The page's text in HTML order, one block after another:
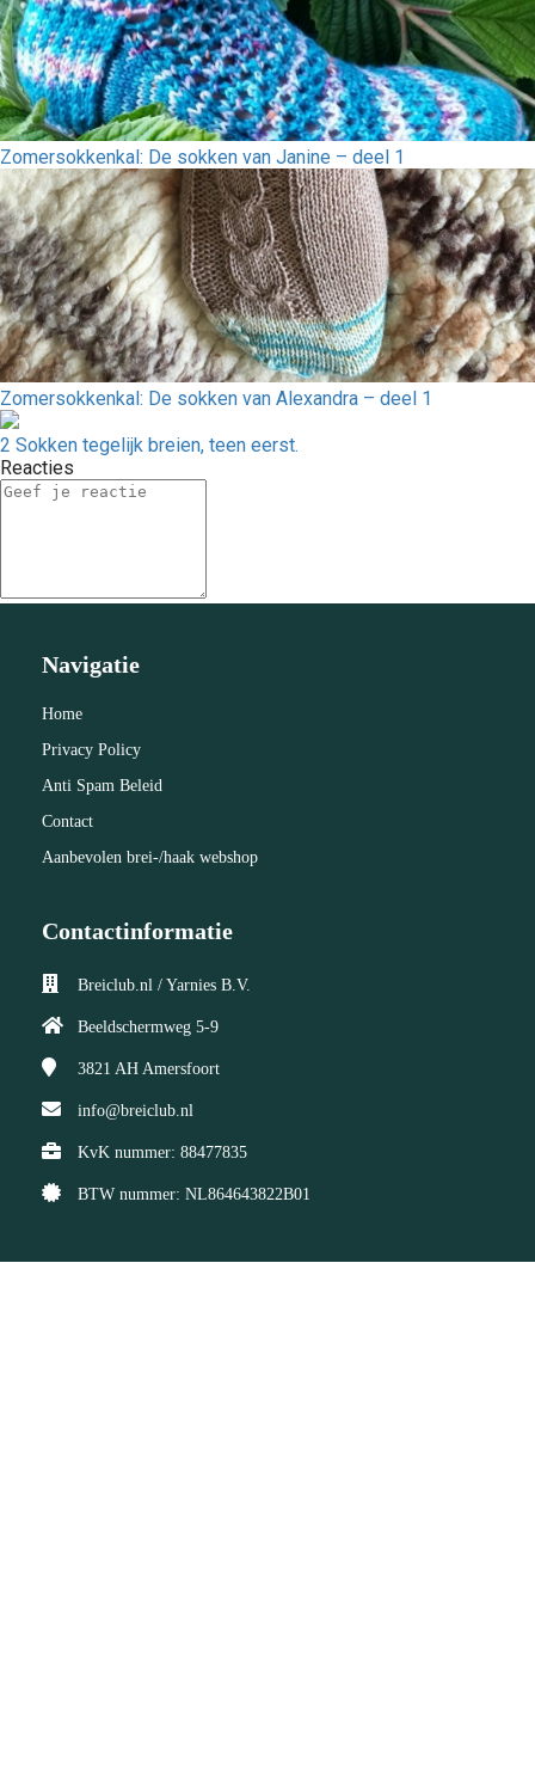
Zomersokkenkal: De sokken van Janine – deel 1
Zomersokkenkal: De sokken van Alexandra – deel 1
2 Sokken tegelijk breien, teen eerst.
Reacties
Navigatie
Home
Privacy Policy
Anti Spam Beleid
Contact
Aanbevolen brei-/haak webshop
Contactinformatie
Breiclub.nl / Yarnies B.V.
Beeldschermweg 5-9
3821 AH Amersfoort
info@breiclub.nl
KvK nummer: 88477835
BTW nummer: NL864643822B01